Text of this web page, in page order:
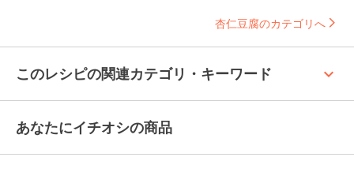
杏仁豆腐のカテゴリへ
このレシピの関連カテゴリ・キーワード keyboard_arrow_up
あなたにイチオシの商品